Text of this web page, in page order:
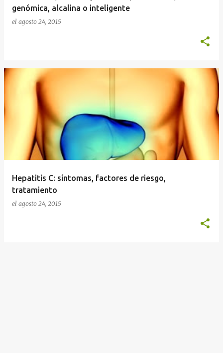
genómica, alcalina o inteligente
el agosto 24, 2015
Hepatitis C: síntomas, factores de riesgo,
tratamiento
el agosto 24, 2015